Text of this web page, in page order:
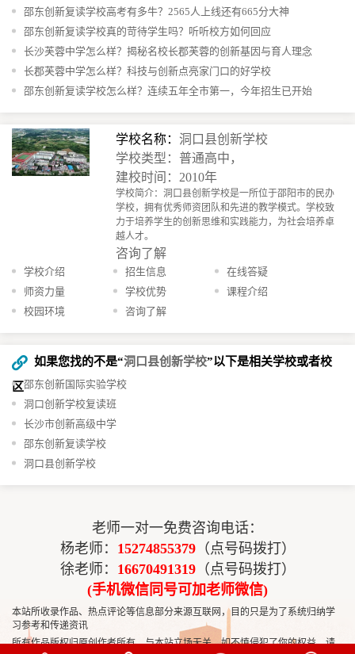
邵东创新复读学校高考有多牛？2565人上线还有665分大神
邵东创新复读学校真的苛待学生吗？听听校方如何回应
长沙芙蓉中学怎么样？揭秘名校长郡芙蓉的创新基因与育人理念
长郡芙蓉中学怎么样？科技与创新点亮家门口的好学校
邵东创新复读学校怎么样？连续五年全市第一，今年招生已开始
学校名称：洞口县创新学校
学校类型：普通高中，
建校时间：2010年
学校简介：洞口县创新学校是一所位于邵阳市的民办
学校，拥有优秀师资团队和先进的教学模式。学校致
力于培养学生的创新思维和实践能力，为社会培养卓
越人才。
咨询了解
学校介绍 招生信息
在线答疑
师资力量
学校优势
课程介绍
校园环境
咨询了解
如果您找的不是“洞口县创新学校”以下是相关学校或者校
区邵东创新国际实验学校
洞口创新学校复读班
长沙市创新高级中学
邵东创新复读学校
洞口县创新学校
老师一对一免费咨询电话：
杨老师： 15274855379（点号码拨打）
徐老师： 16670491319（点号码拨打）
(手机微信同号可加老师微信)
本站所收录作品、热点评论等信息部分来源互联网，目的只是为了系统归纳学
习参考和传递资讯
所有作品版权归原创作者所有，与本站立场无关，如不慎侵犯了你的权益，请